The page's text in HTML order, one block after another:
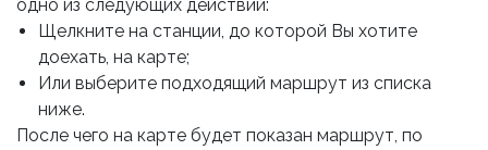
одно из следующих действий:
Щелкните на станции, до которой Вы хотите
доехать, на карте;
Или выберите подходящий маршрут из списка
ниже.
После чего на карте будет показан маршрут, по